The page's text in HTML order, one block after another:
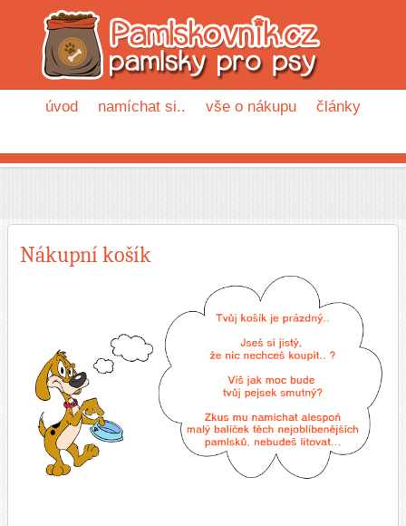
úvod namíchat si.. vše o nákupu články
Nákupní košík